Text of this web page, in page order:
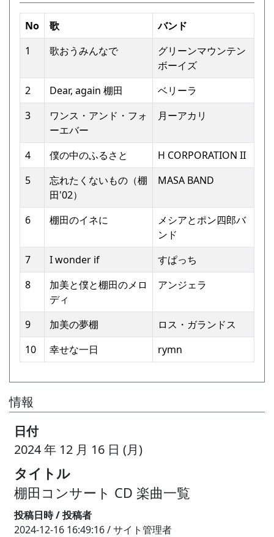
No 歌
バンド
1
歌おうみんなで
グリーンマウンテン
ボーイズ
2
Dear, again 棚⽥
ベリーラ
3
ワンス・アンド・フォ
ーエバー
⽉ーアカリ
4 僕の中のふるさと
H CORPORATION II
5
忘れたくないもの（棚
⽥'02）
MASA BAND
6 棚⽥のイネに
メシアとポン四郎バ
ンド
7
I wonder if
すぱっち
8
加美と僕と棚⽥のメロ
ディ
アンジェラ
9 加美の夢棚
ロス・ガランドス
10
幸せな⼀⽇ rymn
情報
日付
2024 年 12 月 16 日 (月)
タイトル
棚田コンサート CD 楽曲一覧
投稿日時 / 投稿者
2024-12-16 16:49:16 / サイト管理者